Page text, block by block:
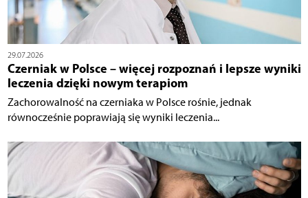
29.07.2026
Czerniak w Polsce – więcej rozpoznań i lepsze wyniki
leczenia dzięki nowym terapiom
Zachorowalność na czerniaka w Polsce rośnie, jednak
równocześnie poprawiają się wyniki leczenia...